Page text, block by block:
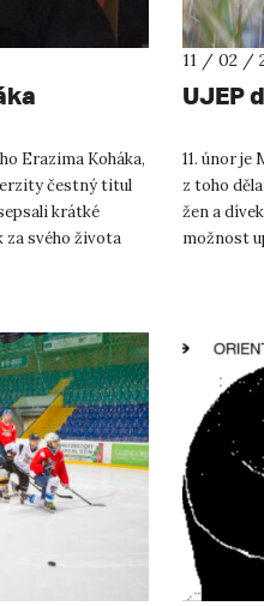
Erazima Koháka,
čestný titul
krátké
za svého života
11 / 02 /
UJEP
11. únor je
z toho
žen a
možnost